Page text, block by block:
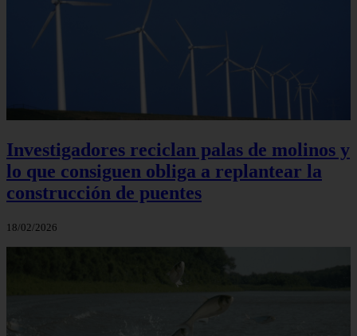
Investigadores reciclan palas de molinos y
lo que consiguen obliga a replantear la
construcción de puentes
18/02/2026